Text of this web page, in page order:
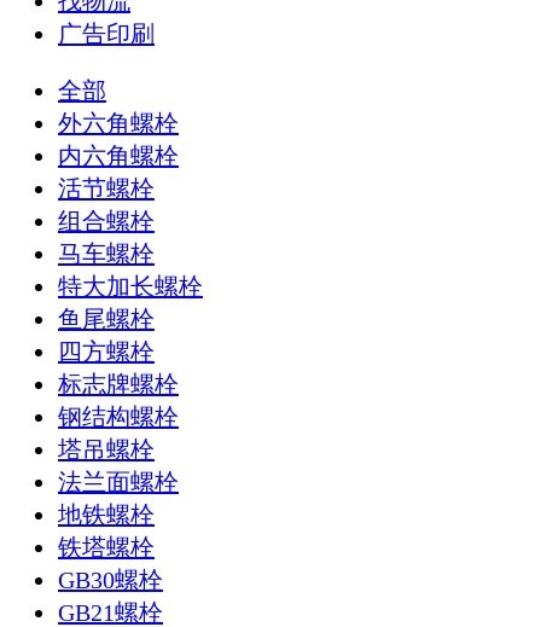
广告印刷
全部
外六角螺栓
内六角螺栓
活节螺栓
组合螺栓
马车螺栓
特大加长螺栓
鱼尾螺栓
四方螺栓
标志牌螺栓
钢结构螺栓
塔吊螺栓
法兰面螺栓
地铁螺栓
铁塔螺栓
GB30螺栓
GB21螺栓